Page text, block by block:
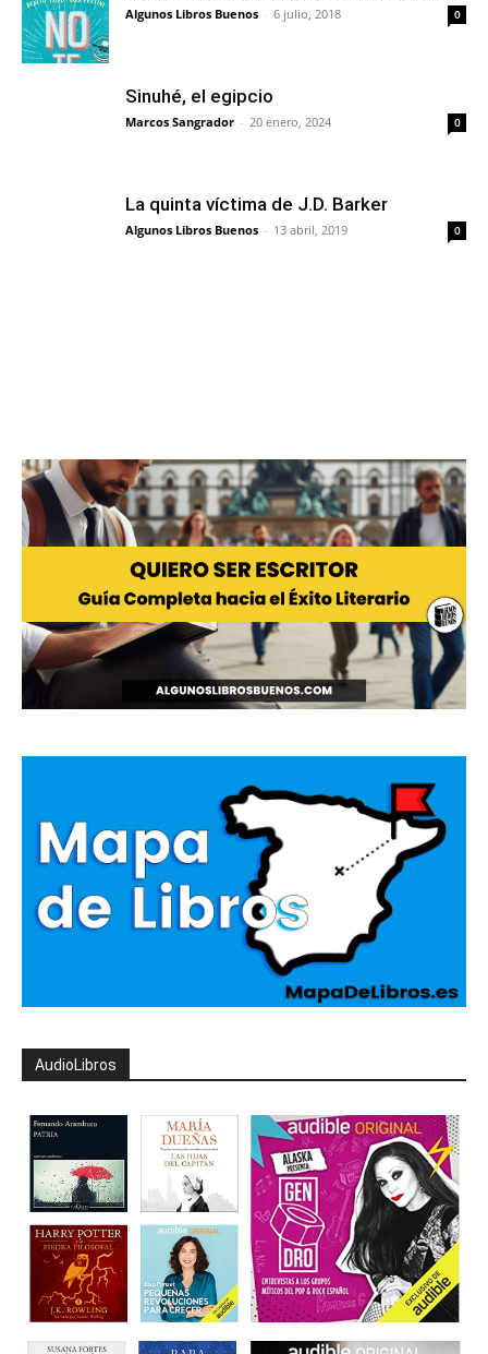
Algunos Libros Buenos - 6 julio, 2018 0
Sinuhé, el egipcio
Marcos Sangrador - 20 enero, 2024 0
La quinta víctima de J.D. Barker
Algunos Libros Buenos - 13 abril, 2019 0
AudioLibros